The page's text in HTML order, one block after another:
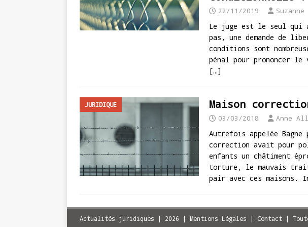
22/11/2019
Le juge est le seul qui
pas, une demande de
conditions sont
pénal pour prononcer
[…]
JURIDIQUE Maison
03/03/2018 Anne
Autrefois appelée
correction avait pour
enfants un châtiment
torture, le mauvais
pair avec ces maisons.
Actualités juridiques | 2026 | Mentions Légales | Contact |